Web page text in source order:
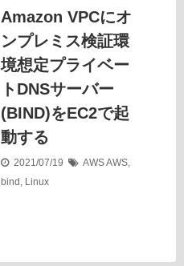
Amazon VPCにオ
ンプレミス検証環
境想定プライベー
トDNSサーバー
(BIND)をEC2で起
動する
2021/07/19 AWSAWS,
bind , Linux